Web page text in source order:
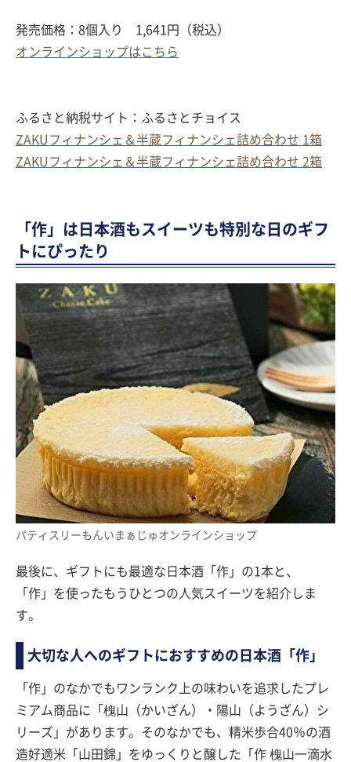
発売価格：8個入り 1,641円（税込）
オンラインショップはこちら
ふるさと納税サイト：ふるさとチョイス
ZAKUフィナンシェ＆半蔵フィナンシェ詰め合わせ 1箱
ZAKUフィナンシェ＆半蔵フィナンシェ詰め合わせ 2箱
「作」は日本酒もスイーツも特別な日のギフ
トにぴったり
パティスリーもんいまぁじゅオンラインショップ
最後に、ギフトにも最適な日本酒「作」の1本と、
「作」を使ったもうひとつの人気スイーツを紹介しま
す。
大切な人へのギフトにおすすめの日本酒「作」
「作」のなかでもワンランク上の味わいを追求したプレ
ミアム商品に「槐山（かいざん）・陽山（ようざん）シ
リーズ」があります。そのなかでも、精米歩合40％の酒
造好適米「山田錦」をゆっくりと醸した「作 槐山一滴水